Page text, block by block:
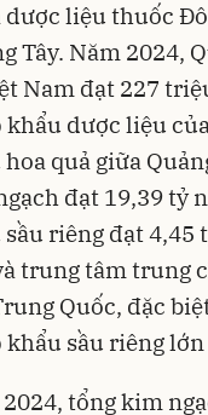
dược liệu thuốc
Tây. Năm 2024,
Nam đạt 227
khẩu dược liệu
quả giữa
đạt 19,39 tỷ
riêng đạt 4,45
trung tâm trung
Quốc, đặc
khẩu sầu riêng
tổng kim